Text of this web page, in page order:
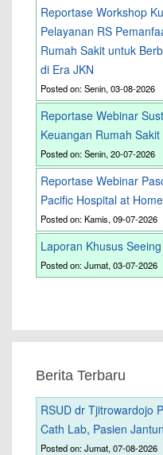
Reportase Workshop
Pelayanan RS
Rumah Sakit untuk
di Era JKN
Posted on: Senin, 03-08-2026
Reportase Webinar
Keuangan Rumah
Posted on: Senin, 20-07-2026
Reportase Webinar
Pacific Hospital at
Posted on: Kamis, 09-07-2026
Laporan Khusus
Posted on: Jumat, 03-07-2026
Berita Terbaru
RSUD dr Tjitrowardojo
Cath Lab, Pasien
Posted on: Jumat, 07-08-2026